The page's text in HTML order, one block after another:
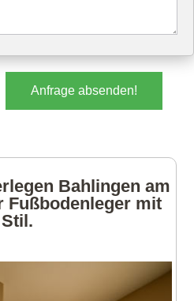
Anfrage absenden!
Bahlingen am
Fußbodenleger mit
Stil.